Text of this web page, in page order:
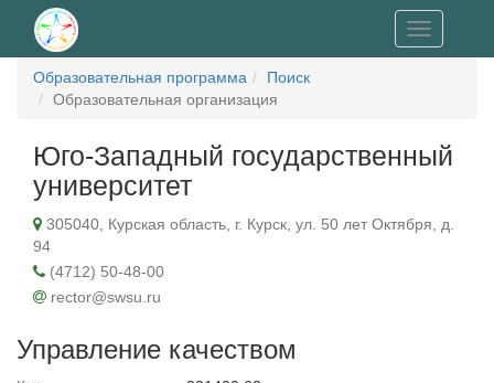
Toggle
navigation
Образовательная программа
Поиск
Образовательная организация
Юго-Западный государственный
университет
305040, Курская область, г. Курск, ул. 50 лет Октября, д.
94
(4712) 50-48-00
rector@swsu.ru
Управление качеством